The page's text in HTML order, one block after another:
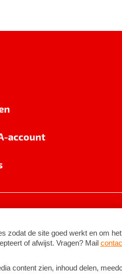
account
BNNVARA